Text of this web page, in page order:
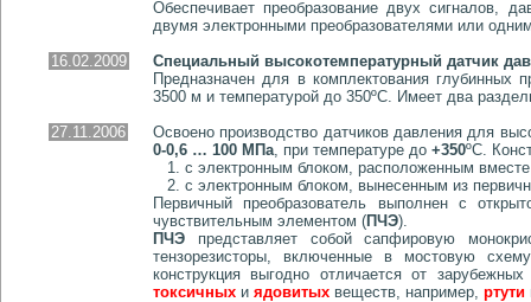
Обеспечивает преобразование двух сигналов,
двумя электронными преобразователями или
16.02.2009
Специальный высокотемпературный датчик
Предназначен для в комплектования глубинных
3500 м и температурой до 350ºС. Имеет два
27.11.2006
Освоено производство датчиков давления для
0-0,6 … 100 МПа, при температуре до +350ºС.
1. с электронным блоком, расположенным
2. с электронным блоком, вынесенным из
Первичный преобразователь выполнен с
чувствительным элементом (ПЧЭ).
ПЧЭ представляет собой сапфировую
тензорезисторы, включенные в мостовую
конструкция выгодно отличается от
токсичных и ядовитых веществ, например, ртути